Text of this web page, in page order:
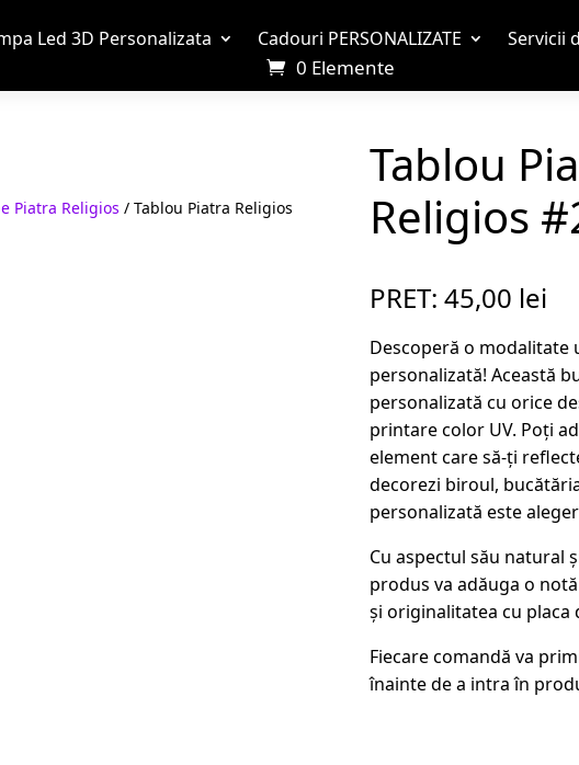
Led 3D Personalizata Cadouri PERSONALIZATE Servicii
0 Elemente
Piatra Religios / Tablou Piatra Religios
Tablou
Religios
PRET: 45,00 lei
Descoperă o modalitate
personalizată! Această
personalizată cu orice
printare color UV. Poți
element care să-ți
decorezi biroul,
personalizată este
Cu aspectul său natural
produs va adăuga o
și originalitatea cu placa
Fiecare comandă va
înainte de a intra în